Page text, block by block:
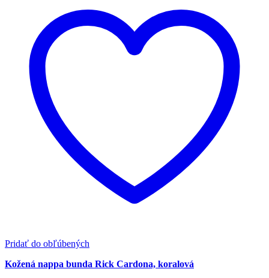
Pridať do obľúbených
Kožená nappa bunda Rick Cardona, koralová